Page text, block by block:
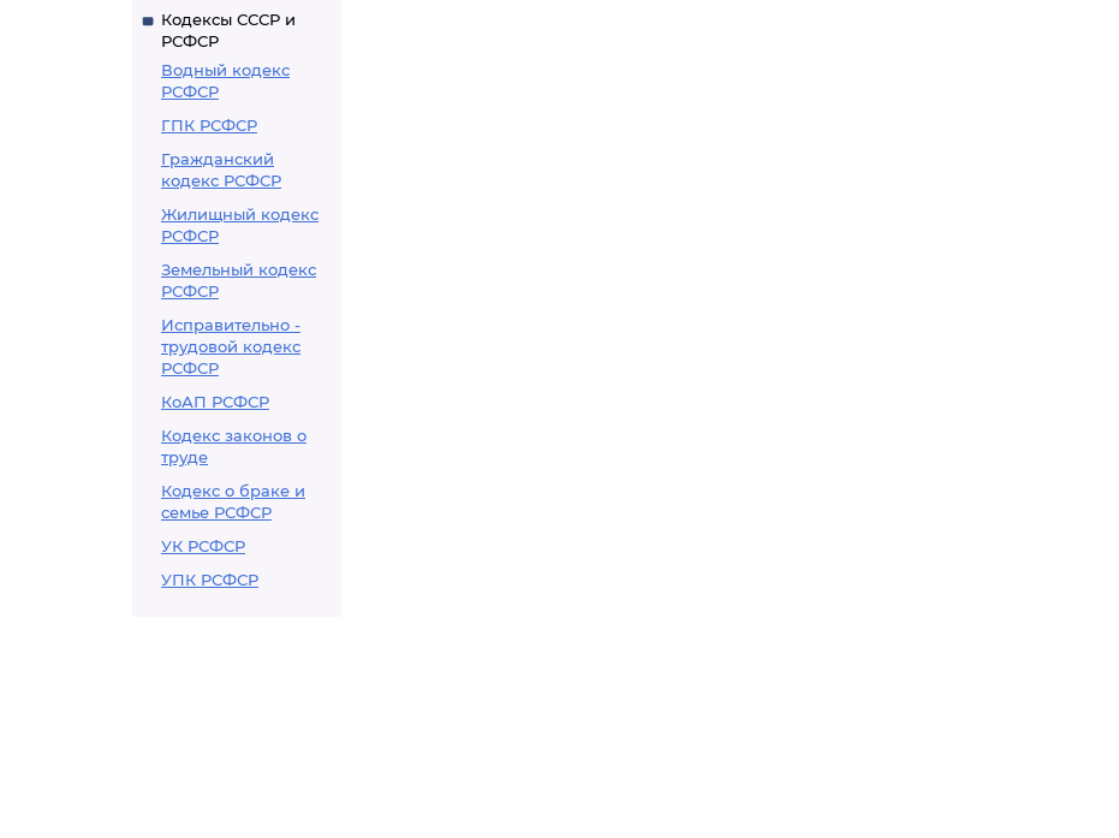
Кодексы СССР и
РСФСР
Водный кодекс
РСФСР
ГПК РСФСР
Гражданский
кодекс РСФСР
Жилищный кодекс
РСФСР
Земельный кодекс
РСФСР
Исправительно -
трудовой кодекс
РСФСР
КоАП РСФСР
Кодекс законов о
труде
Кодекс о браке и
семье РСФСР
УК РСФСР
УПК РСФСР